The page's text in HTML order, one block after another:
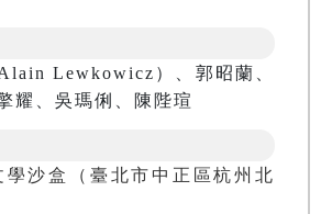
Lewkowicz）、郭昭蘭、
耀、吳瑪俐、陳陛瑄
沙盒（臺北市中正區杭州北